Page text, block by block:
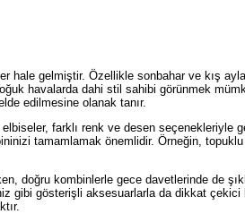
hale gelmiştir. Özellikle sonbahar ve kış
havalarda dahi stil sahibi görünmek
edilmesine olanak tanır.
farklı renk ve desen seçenekleriyle
tamamlamak önemlidir. Örneğin,
doğru kombinlerle gece davetlerinde de
gibi gösterişli aksesuarlarla da dikkat